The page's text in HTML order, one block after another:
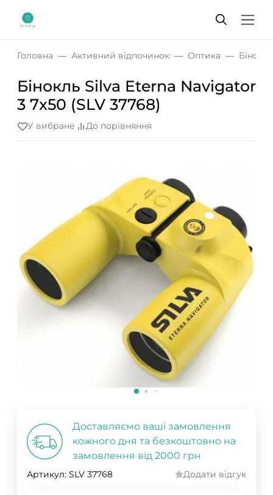
Головна Активний відпочинок Оптика Бінокль
Бінокль Silva Eterna Navigator
3 7x50 (SLV 37768)
У вибране До порівняння
Доставляємо ваші замовлення
кожного дня та безкоштовно на
замовлення від 2000 грн
Артикул: SLV 37768 Додати відгук